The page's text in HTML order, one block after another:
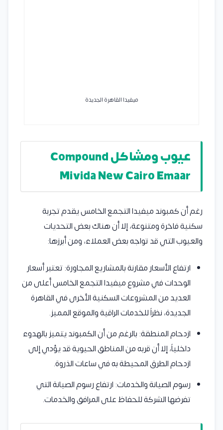
ميفيدا القاهرة الجديدة
عيوب ومشاكل Compound
Mivida New Cairo Emaar
رغم أن كمبوند ميفيدا التجمع الخامس يقدم تجربة
سكنية فاخرة ومتنوعة، إلا أن هناك بعض التحديات
والعيوب التي قد تواجه بعض العملاء، ومن أبرزها:
ارتفاع الأسعار مقارنة بالمشاريع المجاورة: تعتبر أسعار
الوحدات في مشروع ميفيدا التجمع الخامس أعلى من
العديد من المشروعات السكنية الأخرى في القاهرة
الجديدة، نظراً للخدمات الراقية والموقع المميز.
ازدحام المنطقة: بالرغم من أن الكمبوند يتميز بالهدوء
داخلياً، إلا أن قربه من المناطق الحيوية قد يؤدي إلى
ازدحام الطرق المحيطة به في ساعات الذروة.
رسوم الصيانة والخدمات: ارتفاع رسوم الصيانة التي
تفرضها الشركة للحفاظ على المرافق والخدمات.